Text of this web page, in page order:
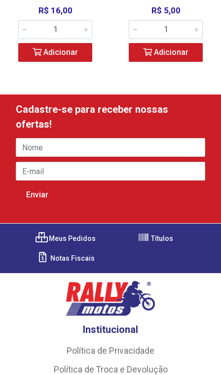
R$ 16,00
Adicionar
R$ 5,00
Adicionar
Cadastre-se para receber nossas
ofertas!
Meus Pedidos Títulos
Notas Fiscais
Institucional
Política de Privacidade
Política de Troca e Devolução